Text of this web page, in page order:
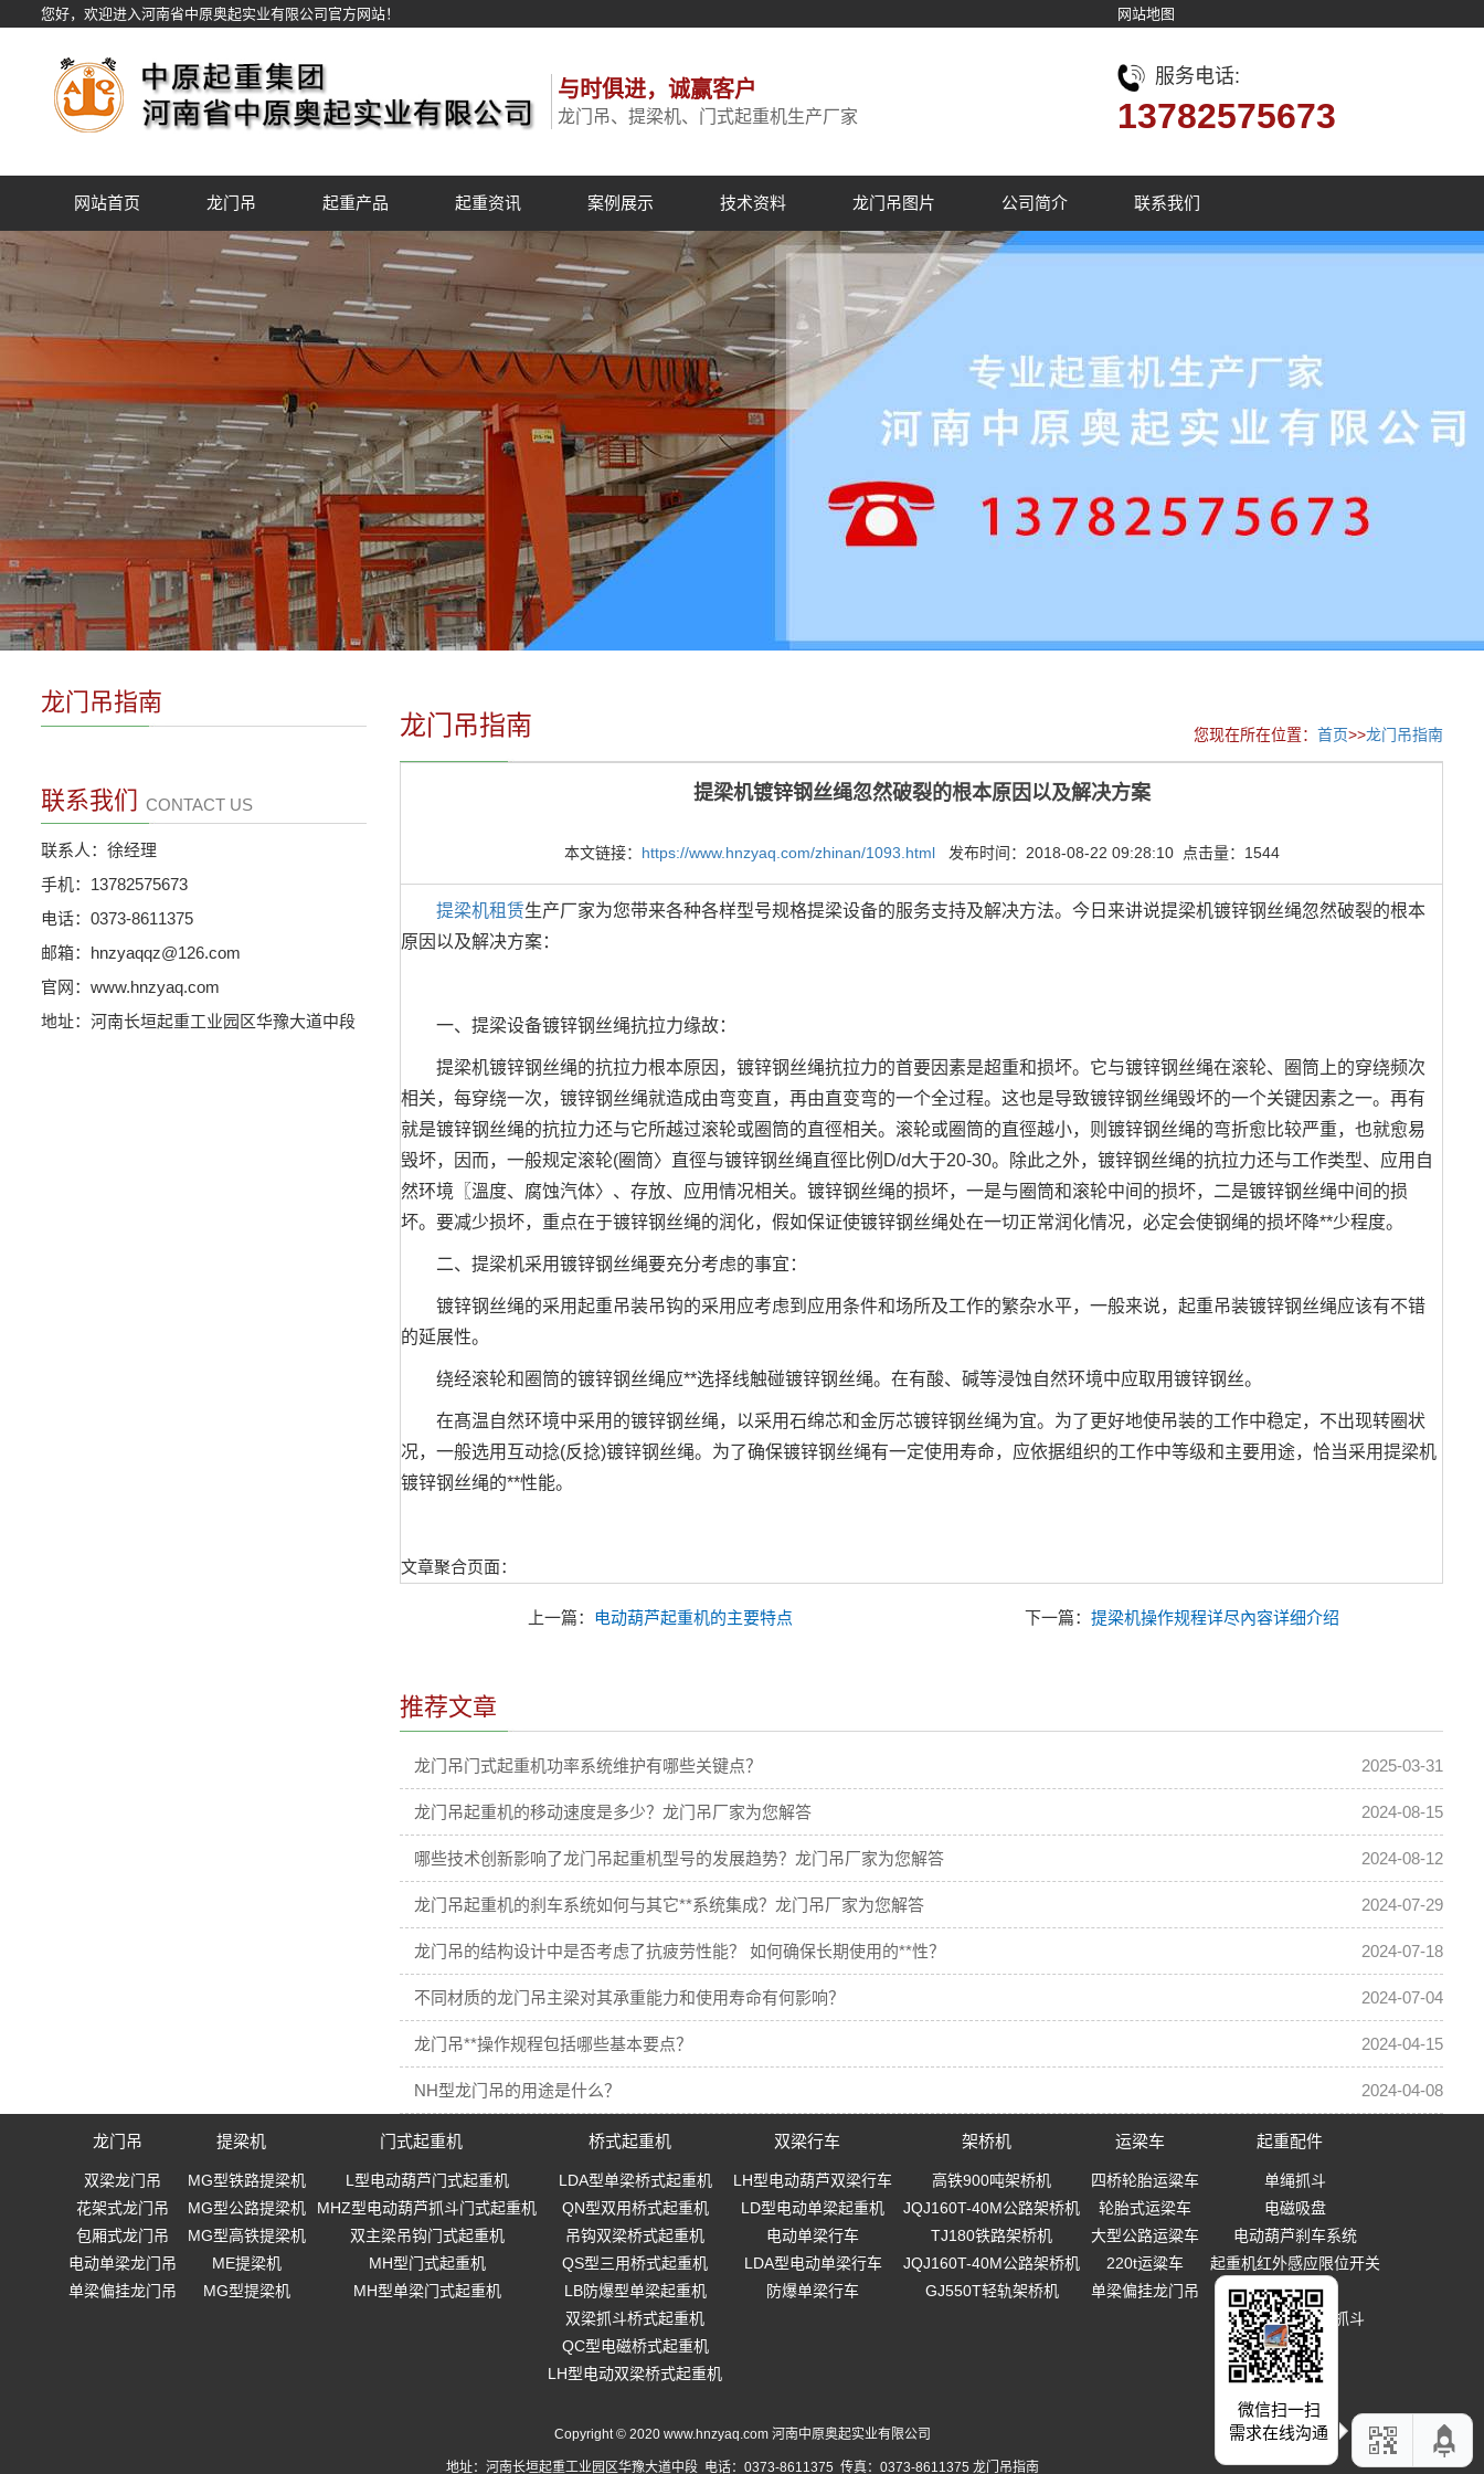
您好，欢迎进入河南省中原奥起实业有限公司官方网站！ 网站地图
与时俱进，诚赢客户
龙门吊、提梁机、门式起重机生产厂家
服务电话:
13782575673
网站首页 龙门吊 起重产品 起重资讯 案例展示 技术资料 龙门吊图片 公司简介 联系我们
龙门吊指南 您现在所在位置： 首页>>龙门吊指南
提梁机镀锌钢丝绳忽然破裂的根本原因以及解决方案
本文链接： https://www.hnzyaq.com/zhinan/1093.html发布时间：2018-08-22 09:28:10 点击量：1544
提梁机租赁生产厂家为您带来各种各样型号规格提梁设备的服务支持及解决方法。今日来讲说提梁机镀锌钢丝绳忽然破裂的根本
原因以及解决方案：
一、提梁设备镀锌钢丝绳抗拉力缘故：
提梁机镀锌钢丝绳的抗拉力根本原因，镀锌钢丝绳抗拉力的首要因素是超重和损坏。它与镀锌钢丝绳在滚轮、圈筒上的穿绕频次
相关，每穿绕一次，镀锌钢丝绳就造成由弯变直，再由直变弯的一个全过程。这也是导致镀锌钢丝绳毁坏的一个关键因素之一。再有
就是镀锌钢丝绳的抗拉力还与它所越过滚轮或圈筒的直徑相关。滚轮或圈筒的直徑越小，则镀锌钢丝绳的弯折愈比较严重，也就愈易
毁坏，因而，一般规定滚轮(圈筒〉直徑与镀锌钢丝绳直徑比例D/d大于20-30。除此之外，镀锌钢丝绳的抗拉力还与工作类型、应用自
然环境〖溫度、腐蚀汽体〉、存放、应用情况相关。镀锌钢丝绳的损坏，一是与圈筒和滚轮中间的损坏，二是镀锌钢丝绳中间的损
坏。要减少损坏，重点在于镀锌钢丝绳的润化，假如保证使镀锌钢丝绳处在一切正常润化情况，必定会使钢绳的损坏降**少程度。
二、提梁机采用镀锌钢丝绳要充分考虑的事宜：
镀锌钢丝绳的采用起重吊装吊钩的采用应考虑到应用条件和场所及工作的繁杂水平，一般来说，起重吊装镀锌钢丝绳应该有不错
的延展性。
绕经滚轮和圈筒的镀锌钢丝绳应**选择线触碰镀锌钢丝绳。在有酸、碱等浸蚀自然环境中应取用镀锌钢丝。
在髙温自然环境中采用的镀锌钢丝绳，以采用石绵芯和金厉芯镀锌钢丝绳为宜。为了更好地使吊装的工作中稳定，不出现转圈状
况，一般选用互动捻(反捻)镀锌钢丝绳。为了确保镀锌钢丝绳有一定使用寿命，应依据组织的工作中等级和主要用途，恰当采用提梁机
镀锌钢丝绳的**性能。
文章聚合页面：
上一篇： 电动葫芦起重机的主要特点 下一篇：提梁机操作规程详尽內容详细介绍
推荐文章
龙门吊门式起重机功率系统维护有哪些关键点？ 2025-03-31
龙门吊起重机的移动速度是多少？龙门吊厂家为您解答 2024-08-15
哪些技术创新影响了龙门吊起重机型号的发展趋势？龙门吊厂家为您解答 2024-08-12
龙门吊起重机的刹车系统如何与其它**系统集成？龙门吊厂家为您解答 2024-07-29
龙门吊的结构设计中是否考虑了抗疲劳性能？ 如何确保长期使用的**性？ 2024-07-18
不同材质的龙门吊主梁对其承重能力和使用寿命有何影响？ 2024-07-04
龙门吊**操作规程包括哪些基本要点？ 2024-04-15
NH型龙门吊的用途是什么？ 2024-04-08
龙门吊指南
联系我们 CONTACT US
联系人：徐经理
手机：13782575673
电话：0373-8611375
邮箱：hnzyaqqz@126.com
官网：www.hnzyaq.com
地址：河南长垣起重工业园区华豫大道中段
龙门吊
双梁龙门吊
花架式龙门吊
包厢式龙门吊
电动单梁龙门吊
单梁偏挂龙门吊
提梁机
MG型铁路提梁机
MG型公路提梁机
MG型高铁提梁机
ME提梁机
MG型提梁机
门式起重机
L型电动葫芦门式起重机
MHZ型电动葫芦抓斗门式起重机
双主梁吊钩门式起重机
MH型门式起重机
MH型单梁门式起重机
桥式起重机
LDA型单梁桥式起重机
QN型双用桥式起重机
吊钩双梁桥式起重机
QS型三用桥式起重机
LB防爆型单梁起重机
双梁抓斗桥式起重机
QC型电磁桥式起重机
LH型电动双梁桥式起重机
双梁行车
LH型电动葫芦双梁行车
LD型电动单梁起重机
电动单梁行车
LDA型电动单梁行车
防爆单梁行车
架桥机
高铁900吨架桥机
JQJ160T-40M公路架桥机
TJ180铁路架桥机
JQJ160T-40M公路架桥机
GJ550T轻轨架桥机
运梁车
四桥轮胎运粱车
轮胎式运梁车
大型公路运粱车
220t运粱车
单梁偏挂龙门吊
起重配件
单绳抓斗
电磁吸盘
电动葫芦刹车系统
起重机红外感应限位开关
起重吊钩
多瓣式机械设备抓斗
微信扫一扫
需求在线沟通
Copyright © 2020 www.hnzyaq.com 河南中原奥起实业有限公司
地址：河南长垣起重工业园区华豫大道中段 电话：0373-8611375 传真：0373-8611375 龙门吊指南